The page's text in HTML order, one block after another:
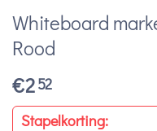
Whiteboard
Rood
€252
Stapelkorting: